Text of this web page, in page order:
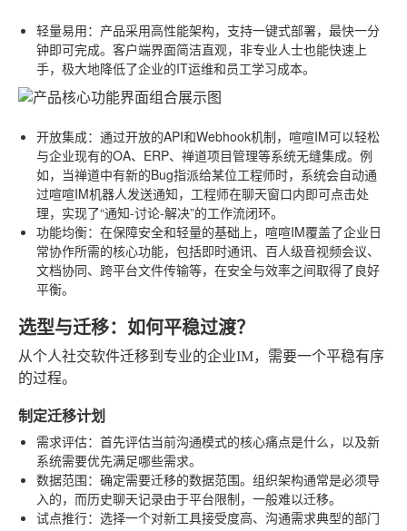
轻量易用：产品采用高性能架构，支持一键式部署，最快一分
钟即可完成。客户端界面简洁直观，非专业人士也能快速上
手，极大地降低了企业的IT运维和员工学习成本。
开放集成：通过开放的API和Webhook机制，喧喧IM可以轻松
与企业现有的OA、ERP、禅道项目管理等系统无缝集成。例
如，当禅道中有新的Bug指派给某位工程师时，系统会自动通
过喧喧IM机器人发送通知，工程师在聊天窗口内即可点击处
理，实现了“通知-讨论-解决”的工作流闭环。
功能均衡：在保障安全和轻量的基础上，喧喧IM覆盖了企业日
常协作所需的核心功能，包括即时通讯、百人级音视频会议、
文档协同、跨平台文件传输等，在安全与效率之间取得了良好
平衡。
选型与迁移：如何平稳过渡？
从个人社交软件迁移到专业的企业IM，需要一个平稳有序
的过程。
制定迁移计划
需求评估：首先评估当前沟通模式的核心痛点是什么，以及新
系统需要优先满足哪些需求。
数据范围：确定需要迁移的数据范围。组织架构通常是必须导
入的，而历史聊天记录由于平台限制，一般难以迁移。
试点推行：选择一个对新工具接受度高、沟通需求典型的部门